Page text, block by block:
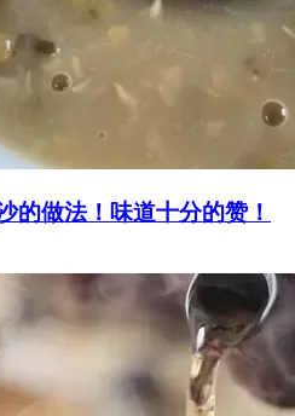
的做法！味道十分的赞！